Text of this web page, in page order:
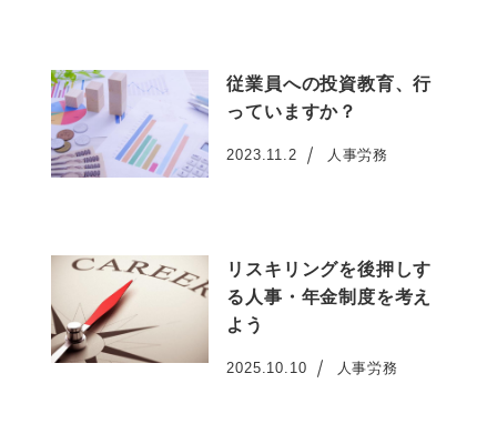
従業員への投資教育、行
っていますか？
投稿日
2023.11.2 人事労務
リスキリングを後押しす
る人事・年金制度を考え
よう
投稿日
2025.10.10 人事労務